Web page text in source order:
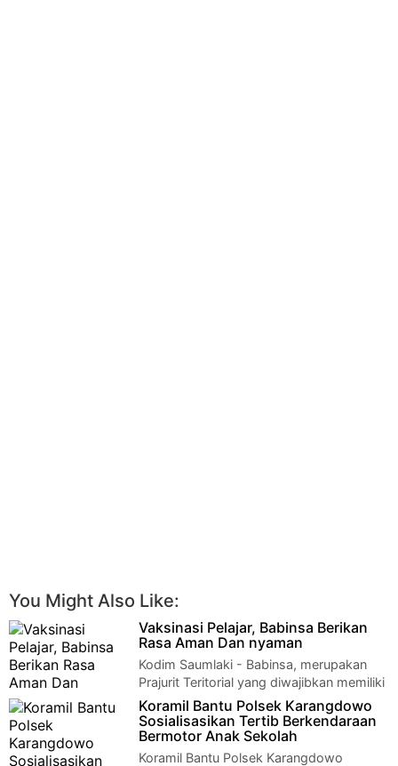
You Might Also Like:
Vaksinasi Pelajar, Babinsa Berikan
Rasa Aman Dan nyaman
Kodim Saumlaki - Babinsa, merupakan
Prajurit Teritorial yang diwajibkan memiliki
kemampuan diatas rata-rata untuk ikut …Koramil Bantu Polsek Karangdowo
Sosialisasikan Tertib Berkendaraan
Bermotor Anak Sekolah
Koramil Bantu Polsek Karangdowo